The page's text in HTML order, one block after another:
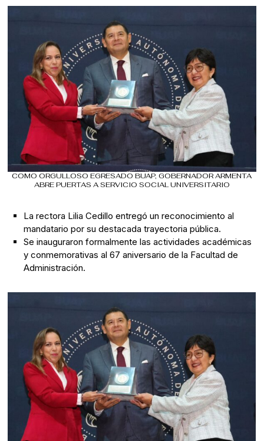
COMO ORGULLOSO EGRESADO BUAP, GOBERNADOR ARMENTA
ABRE PUERTAS A SERVICIO SOCIAL UNIVERSITARIO
La rectora Lilia Cedillo entregó un reconocimiento al
mandatario por su destacada trayectoria pública.
Se inauguraron formalmente las actividades académicas
y conmemorativas al 67 aniversario de la Facultad de
Administración.